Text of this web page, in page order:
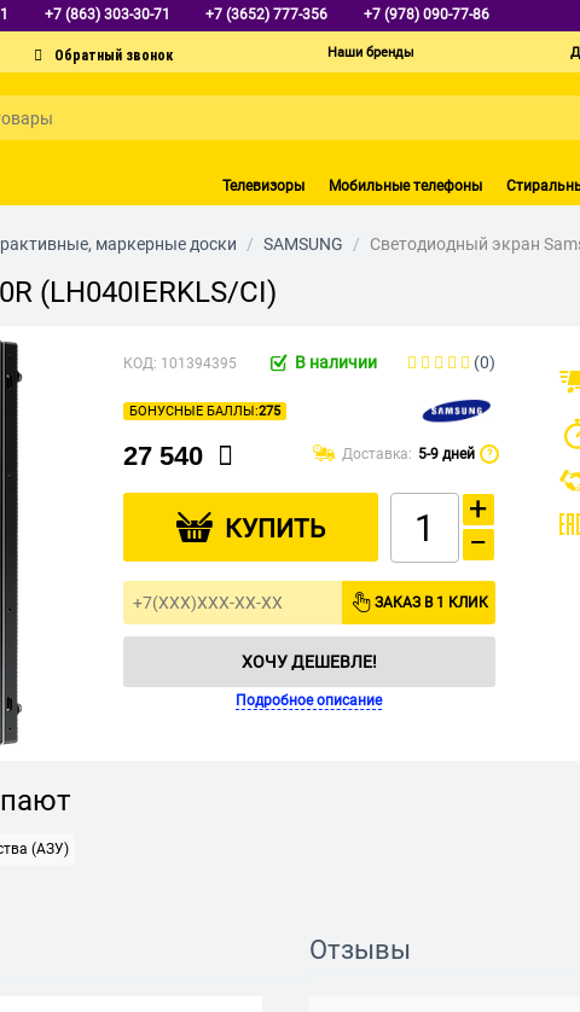
+7 (863) 303-30-71 +7 (3652) 777-356 +7 (978) 090-77-86
Наши бренды
Телевизоры Мобильные телефоны
маркерные доски / SAMSUNG / Светодиодный экран
(LH040IERKLS/CI)
КОД: 101394395 В наличии (0)
БОНУСНЫЕ БАЛЛЫ:275
27 540 Доставка: 5-9 дней ?
КУПИТЬ
+
−
ЗАКАЗ В 1 КЛИК
ХОЧУ ДЕШЕВЛЕ!
Подробное описание
(АЗУ)
Отзывы